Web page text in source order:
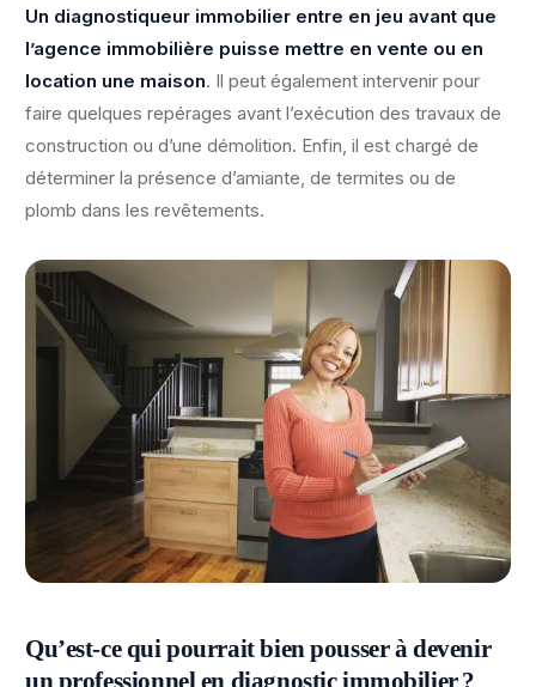
Un diagnostiqueur immobilier entre en jeu avant que
l’agence immobilière puisse mettre en vente ou en
location une maison. Il peut également intervenir pour
faire quelques repérages avant l’exécution des travaux de
construction ou d’une démolition. Enfin, il est chargé de
déterminer la présence d’amiante, de termites ou de
plomb dans les revêtements.
Qu’est-ce qui pourrait bien pousser à devenir
un professionnel en diagnostic immobilier ?